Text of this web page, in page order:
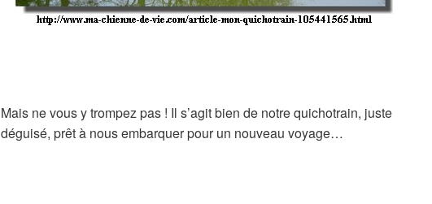
Mais ne vous y trompez pas ! Il s’agit bien de notre quichotrain, juste
déguisé, prêt à nous embarquer pour un nouveau voyage…